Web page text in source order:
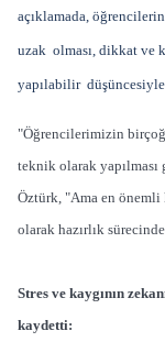
açıklamada,
uzak olması, dikkat ve
yapılabilir
"Öğrencilerimizin
teknik olarak yapılması
Öztürk, "Ama en önemli
olarak hazırlık
Stres ve kaygının
kaydetti: